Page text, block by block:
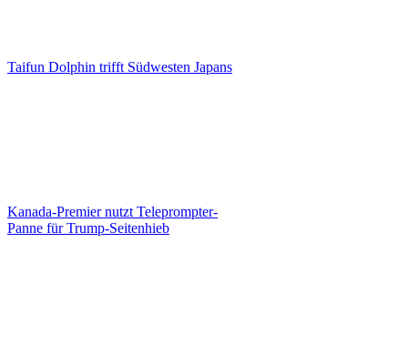
Taifun Dolphin trifft Südwesten Japans
Kanada-Premier nutzt Teleprompter-
Panne für Trump-Seitenhieb